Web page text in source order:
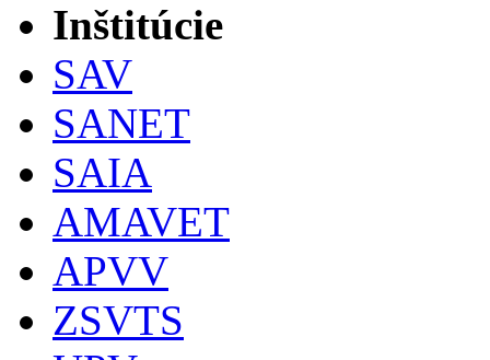
Inštitúcie
SAV
SANET
SAIA
AMAVET
APVV
ZSVTS